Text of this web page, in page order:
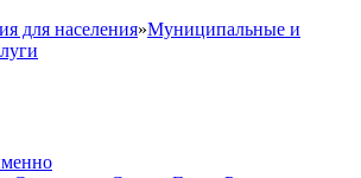
для населения»Муниципальные и